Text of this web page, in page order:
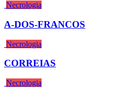
Necrologia
A-DOS-FRANCOS
Necrologia
CORREIAS
Necrologia